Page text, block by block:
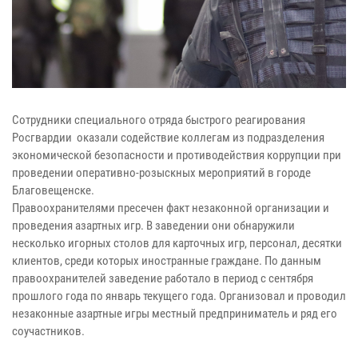
Сотрудники специального отряда быстрого реагирования
Росгвардии оказали содействие коллегам из подразделения
экономической безопасности и противодействия коррупции при
проведении оперативно-розыскных мероприятий в городе
Благовещенске.
Правоохранителями пресечен факт незаконной организации и
проведения азартных игр. В заведении они обнаружили
несколько игорных столов для карточных игр, персонал, десятки
клиентов, среди которых иностранные граждане. По данным
правоохранителей заведение работало в период с сентября
прошлого года по январь текущего года. Организовал и проводил
незаконные азартные игры местный предприниматель и ряд его
соучастников.